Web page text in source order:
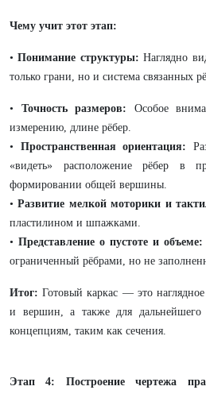
Чему учит этот этап:
•Понимание структуры: Наглядно
только грани, но и система связанных
• Точность размеров: Особое
измерению, длине рёбер.
• Пространственная ориентация:
«видеть» расположение рёбер в
формировании общей вершины.
•Развитие мелкой моторики и
пластилином и шпажками.
• Представление о пустоте и объеме:
ограниченный рёбрами, но не
Итог: Готовый каркас — это
и вершин, а также для дальнейшего
концепциям, таким как сечения.
Этап 4: Построение чертежа